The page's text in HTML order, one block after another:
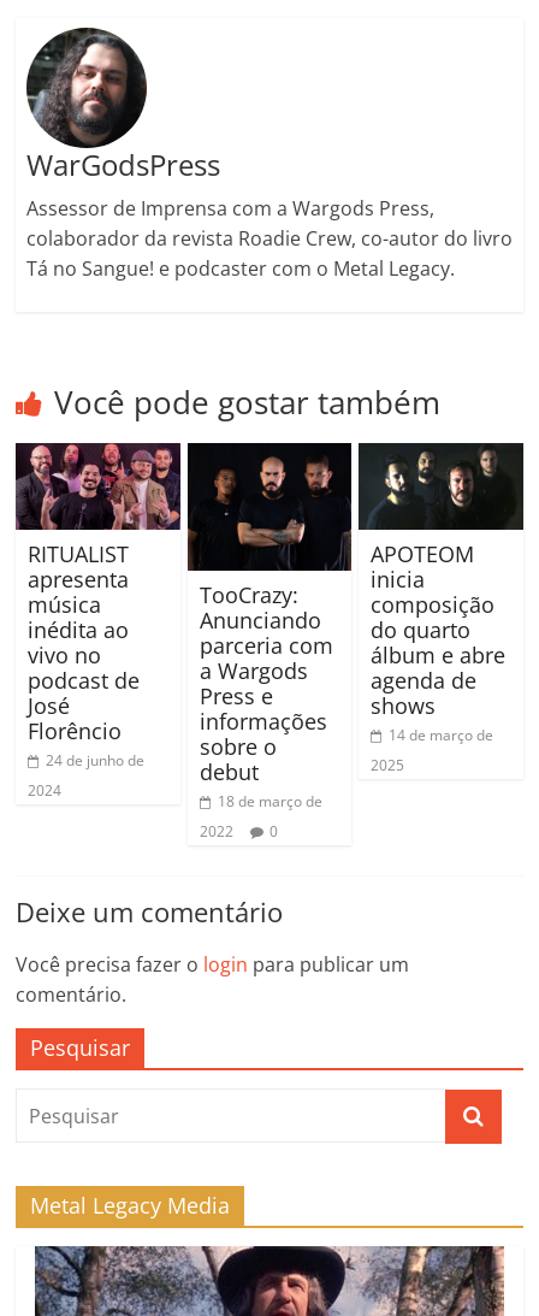
WarGodsPress
Assessor de Imprensa com a Wargods Press,
colaborador da revista Roadie Crew, co-autor do livro
Tá no Sangue! e podcaster com o Metal Legacy.
Você pode gostar também
RITUALIST
apresenta
música
inédita ao
vivo no
podcast de
José
Florêncio
24 de junho de
2024
TooCrazy:
Anunciando
parceria com
a Wargods
Press e
informações
sobre o
debut
18 de março de
2022
0
APOTEOM
inicia
composição
do quarto
álbum e abre
agenda de
shows
14 de março de
2025
Deixe um comentário
Você precisa fazer o login para publicar um
comentário.
Pesquisar
Metal Legacy Media